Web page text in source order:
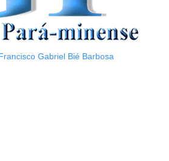
Gabriel Bié Barbosa